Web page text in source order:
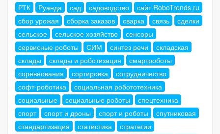
РТК
Руанда сад садоводство
сайт RoboTrends.ru
сбор урожая
сборка заказов сварка связь
сделки
сельское
сельское хозяйство
сенсоры
сервисные роботы
СИМ синтез речи
складская
склады
склады и роботизация
смартроботы
соревнования
сортировка
сотрудничество
софт-роботика
социальная робототехника
социальные
социальные роботы
спецтехника
спорт
спорт и дроны спорт и роботы
спутниковая
стандартизация
статистика
стратегии